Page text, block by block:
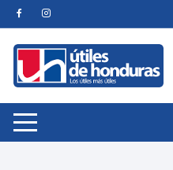
Skip
to
content